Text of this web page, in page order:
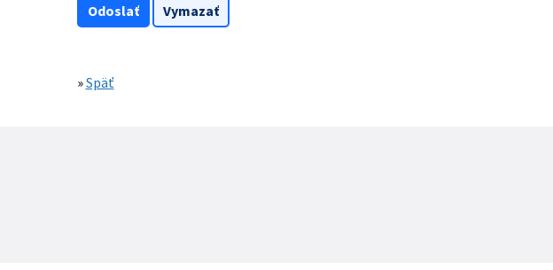
»Späť